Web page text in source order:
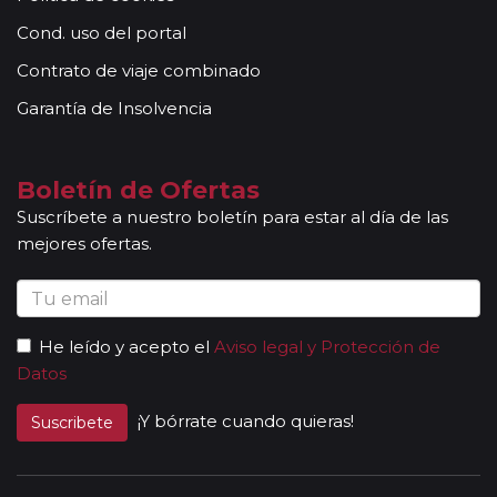
grupos son bilingües (normalmente español y
acompañantes podrán dar las explicaciones en dos
idiomas diferentes. Según circuito, le atenderá en su
acompañantes siempre estarán presentes en los
paseos incluidos, pero poseen múltiples funciones y
deben dedicación a la totalidad del grupo y no a una
persona en particular. En los momentos en que no
existen servicios incluidos en el programa, nuestros
guías pueden encontrarse realizando funciones bien
por tanto no estar disponibles en un momento
determinado.
Al completar el pago de su viaje y una vez le
enviemos la documentación, se le facilitará una
Cond. uso del portal
Contrato de viaje combinado
Garantía de Insolvencia
Boletín de Ofertas
Suscríbete a nuestro boletín para estar al día de las
mejores ofertas.
He leído y acepto el Aviso legal y Protección de
Datos
Suscribete ¡Y bórrate cuando quieras!